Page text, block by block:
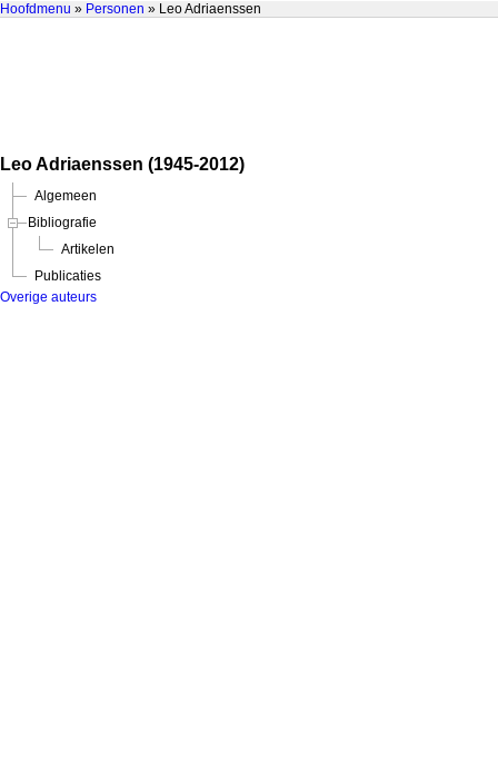
Hoofdmenu » Personen » Leo Adriaenssen
Leo Adriaenssen (1945-2012)
Algemeen
Bibliografie
Artikelen
Publicaties
Overige auteurs